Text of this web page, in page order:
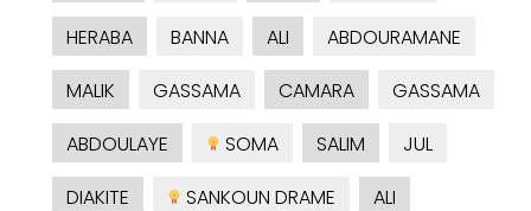
HERABA
BANNA ALI
ABDOURAMANE
MALIK
GASSAMA CAMARA
GASSAMA
ABDOULAYE
SOMA SALIM
JUL
DIAKITE
SANKOUN DRAME
ALI